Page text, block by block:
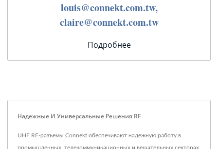
louis@connekt.com.tw,
claire@connekt.com.tw
Подробнее
Надежные И Универсальные Решения RF
UHF RF-разъемы Connekt обеспечивают надежную работу в
промышленных, телекоммуникационных и вещательных секторах.